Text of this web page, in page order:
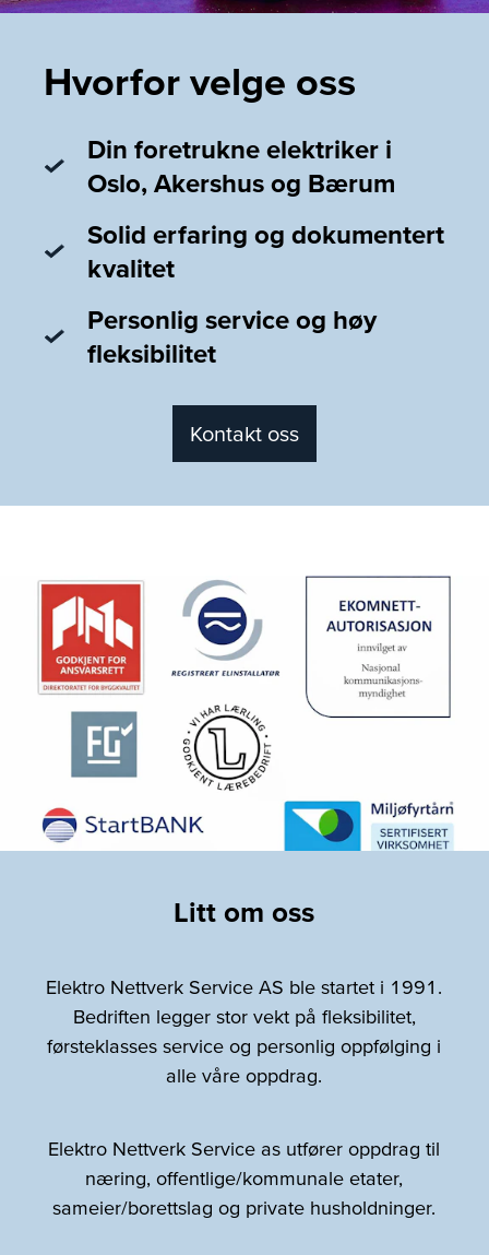
Hvorfor velge oss
Din foretrukne elektriker i
Oslo, Akershus og Bærum
Solid erfaring og dokumentert
kvalitet
Personlig service og høy
fleksibilitet
Kontakt oss
Litt om oss
Elektro Nettverk Service AS ble startet i 1991.
Bedriften legger stor vekt på fleksibilitet,
førsteklasses service og personlig oppfølging i
alle våre oppdrag.
Elektro Nettverk Service as utfører oppdrag til
næring, offentlige/kommunale etater,
sameier/borettslag og private husholdninger.